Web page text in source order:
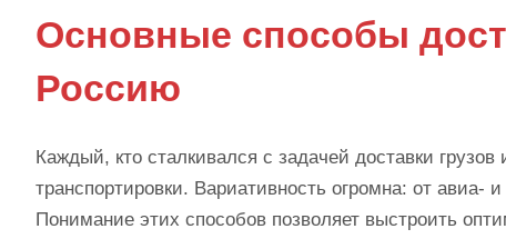
Основные способы
Россию
Каждый, кто сталкивался с задачей доставки
транспортировки. Вариативность огромна: от авиа-
Понимание этих способов позволяет выстроить